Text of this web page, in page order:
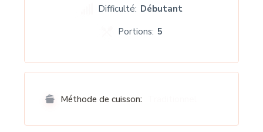
Difficulté: Débutant
Portions: 5
Méthode de cuisson: